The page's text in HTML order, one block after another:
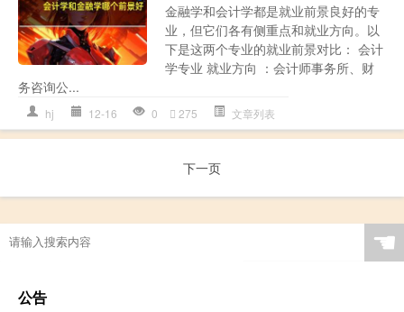
金融学和会计学都是就业前景良好的专
业，但它们各有侧重点和就业方向。以
下是这两个专业的就业前景对比： 会计
学专业 就业方向 ：会计师事务所、财
务咨询公...
hj 12-16 0 275 文章列表
下一页
☚
公告